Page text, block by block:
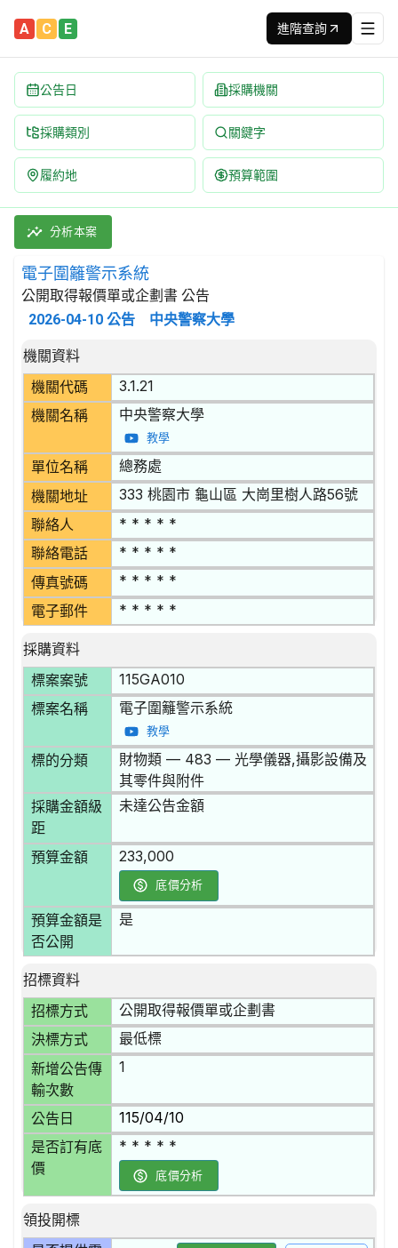
A C E 進階查詢
公告日 採購機關
採購類別 關鍵字
履約地 預算範圍
電子圍籬警示系統 招標公告 | 案號：115GA010 | 公開取得
採購類別：財物類 光學儀器,攝影設備及其零件與附件 | 招
分析本案
電子圍籬警示系統
公開取得報價單或企劃書 公告
2026-04-10 公告 中央警察大學
招標公告詳細內容
機關資料
機關代碼
3.1.21
機關名稱 中央警察大學
教學
單位名稱 總務處
機關地址 333 桃園市 龜山區 大崗里樹人路56號
聯絡人 * * * * *
聯絡電話 * * * * *
傳真號碼 * * * * *
電子郵件 * * * * *
採購資料
標案案號
115GA010
標案名稱 電子圍籬警示系統
教學
標的分類
財物類 — 483 — 光學儀器,攝影設備及
其零件與附件
採購金額級
距
未達公告金額
預算金額 233,000
底價分析
預算金額是
否公開
是
招標資料
招標方式
公開取得報價單或企劃書
決標方式 最低標
新增公告傳
輸次數
1
公告日 115/04/10
是否訂有底
價
* * * * *
底價分析
領投開標